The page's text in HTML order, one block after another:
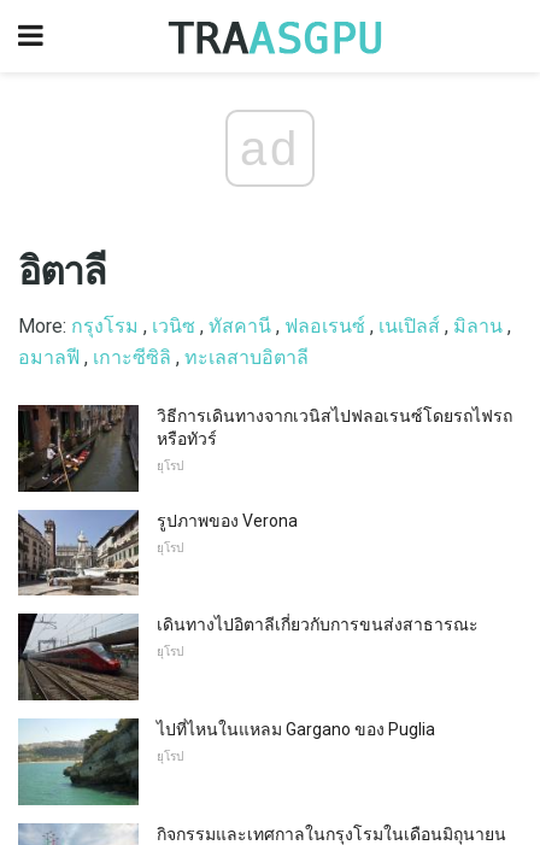
ad
อิตาลี
More: กรุงโรม , เวนิซ , ทัสคานี , ฟลอเรนซ์ , เนเปิลส์ , มิลาน ,
อมาลฟี , เกาะซีซิลิ , ทะเลสาบอิตาลี
วิธีการเดินทางจากเวนิสไปฟลอเรนซ์โดยรถไฟรถ
หรือทัวร์
ยุโรป
รูปภาพของ Verona
ยุโรป
เดินทางไปอิตาลีเกี่ยวกับการขนส่งสาธารณะ
ยุโรป
ไปที่ไหนในแหลม Gargano ของ Puglia
ยุโรป
กิจกรรมและเทศกาลในกรุงโรมในเดือนมิถุนายน